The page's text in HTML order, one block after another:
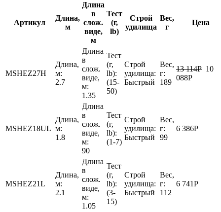
Артикул
Длина,
м
Длина
в
слож.
виде,
м
Тест
(г,
lb)
Строй
удилища
Вес,
г
Цена
MSHEZ27H
Длина,
м:
2.7
Длина
в
слож.
виде,
м:
1.35
Тест
(г,
lb):
(15-
50)
Строй
удилища:
Быстрый
Вес,
г:
189
13 114Р 10
088Р
MSHEZ18UL
Длина,
м:
1.8
Длина
в
слож.
виде,
м:
90
Тест
(г,
lb):
(1-7)
Строй
удилища:
Быстрый
Вес,
г:
99
6 386Р
MSHEZ21L
Длина,
м:
2.1
Длина
в
слож.
виде,
м:
1.05
Тест
(г,
lb):
(3-
15)
Строй
удилища:
Быстрый
Вес,
г:
112
6 741Р